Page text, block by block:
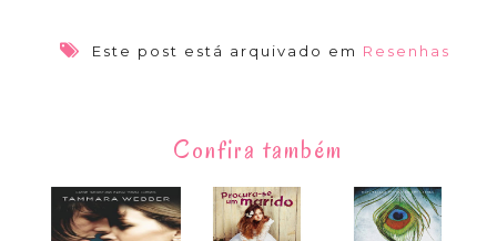
Este post está arquivado em Resenhas
Confira também